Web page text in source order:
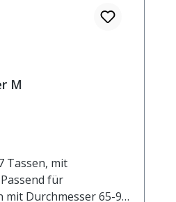
M
Tassen, mit
für
mit Durchmesser 65-95